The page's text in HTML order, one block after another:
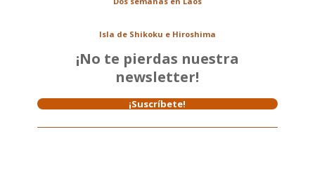
Isla de Shikoku e Hiroshima
¡No te pierdas nuestra
newsletter!
¡Suscríbete!